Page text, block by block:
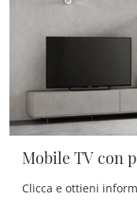
Mobile TV con